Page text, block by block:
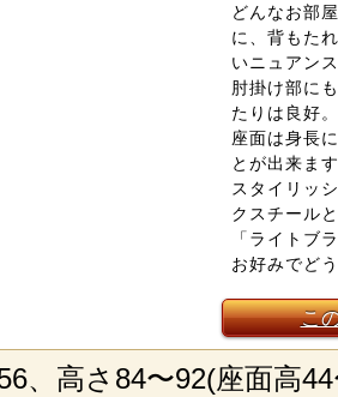
どんなお部
に、背もた
いニュアン
肘掛け部に
たりは良好。
座面は身長
とが出来ま
スタイリッ
クスチール
「ライトブ
お好みでど
こ
、高さ84〜92(座面高